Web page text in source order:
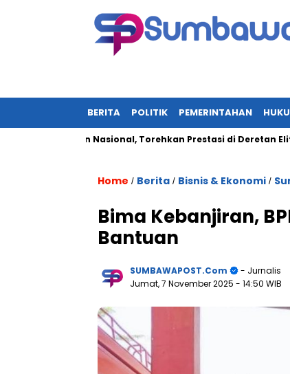
BERITA POLITIK PEMERINTAHAN
Sorotan Nasional, Torehkan Prestasi di Deretan Elit UN-
Home / Berita / Bisnis & Ekonomi /
Bima Kebanjiran,
Bantuan
SUMBAWAPOST.com
- Jurnalis
Jumat, 7 November 2025 - 14:50 WIB